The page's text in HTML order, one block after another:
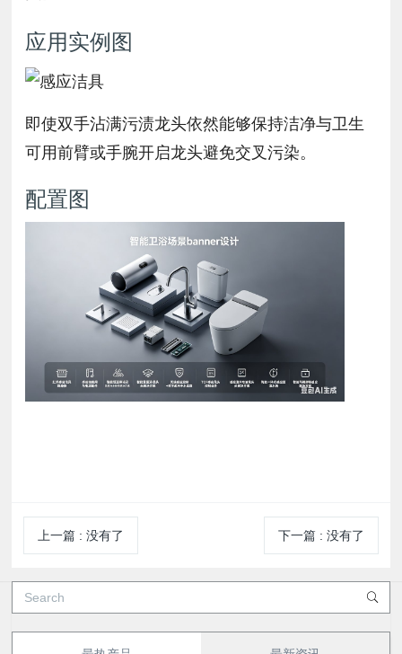
应用实例图
即使双手沾满污渍龙头依然能够保持洁净与卫生
可用前臂或手腕开启龙头避免交叉污染。
配置图
上一篇 :没有了 下一篇: 没有了